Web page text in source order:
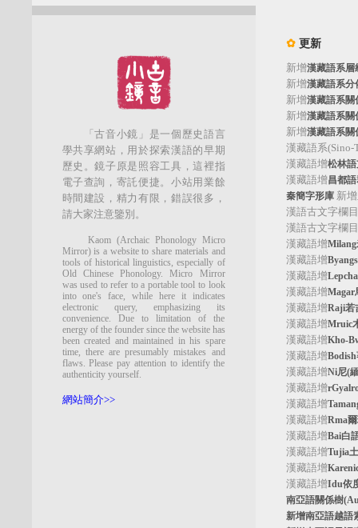
「古音小鏡」是一個歷史語言
學共享網站，用於探索漢語的早期
歷史。鏡子原是照容工具，這裡指
電子查詢，寄託便捷。小站用業餘
時間建設，精力有限，錯誤很多，
請大家注意鑒別。
Kaom (Archaic Phonology Micro
Mirror) is a website to share materials and
tools of historical linguistics, especially of
Old Chinese Phonology. Micro Mirror
was used to refer to a portable tool to look
into one's face, while here it indicates
electronic query, emphasizing its
convenience. Due to limitation of the
energy of the founder since the website has
been created and maintained in his spare
time, there are presumably mistakes and
flaws. Please pay attention to identify the
authenticity yourself.
網站簡介>>
✿ 更新
新增漢藏語系層
新增漢藏語系分
新增漢藏語系關
新增漢藏語系關
新增漢藏語系關
漢藏語系(Sino-
漢藏語增松林語
漢藏語增昌都語
秦簡字形庫新增
漢語古文字欄
漢語古文字欄
漢藏語增Milang
漢藏語增
漢藏語增
漢藏語增Magar
漢藏語增Raji若
漢藏語增Mruic
漢藏語增Kho-
漢藏語增
漢藏語增Ni尼(
漢藏語增
漢藏語增
漢藏語增Rma
漢藏語增Bai白
漢藏語增Tujia
漢藏語增
漢藏語增Idu依
南亞語關係樹
新增南亞語越語